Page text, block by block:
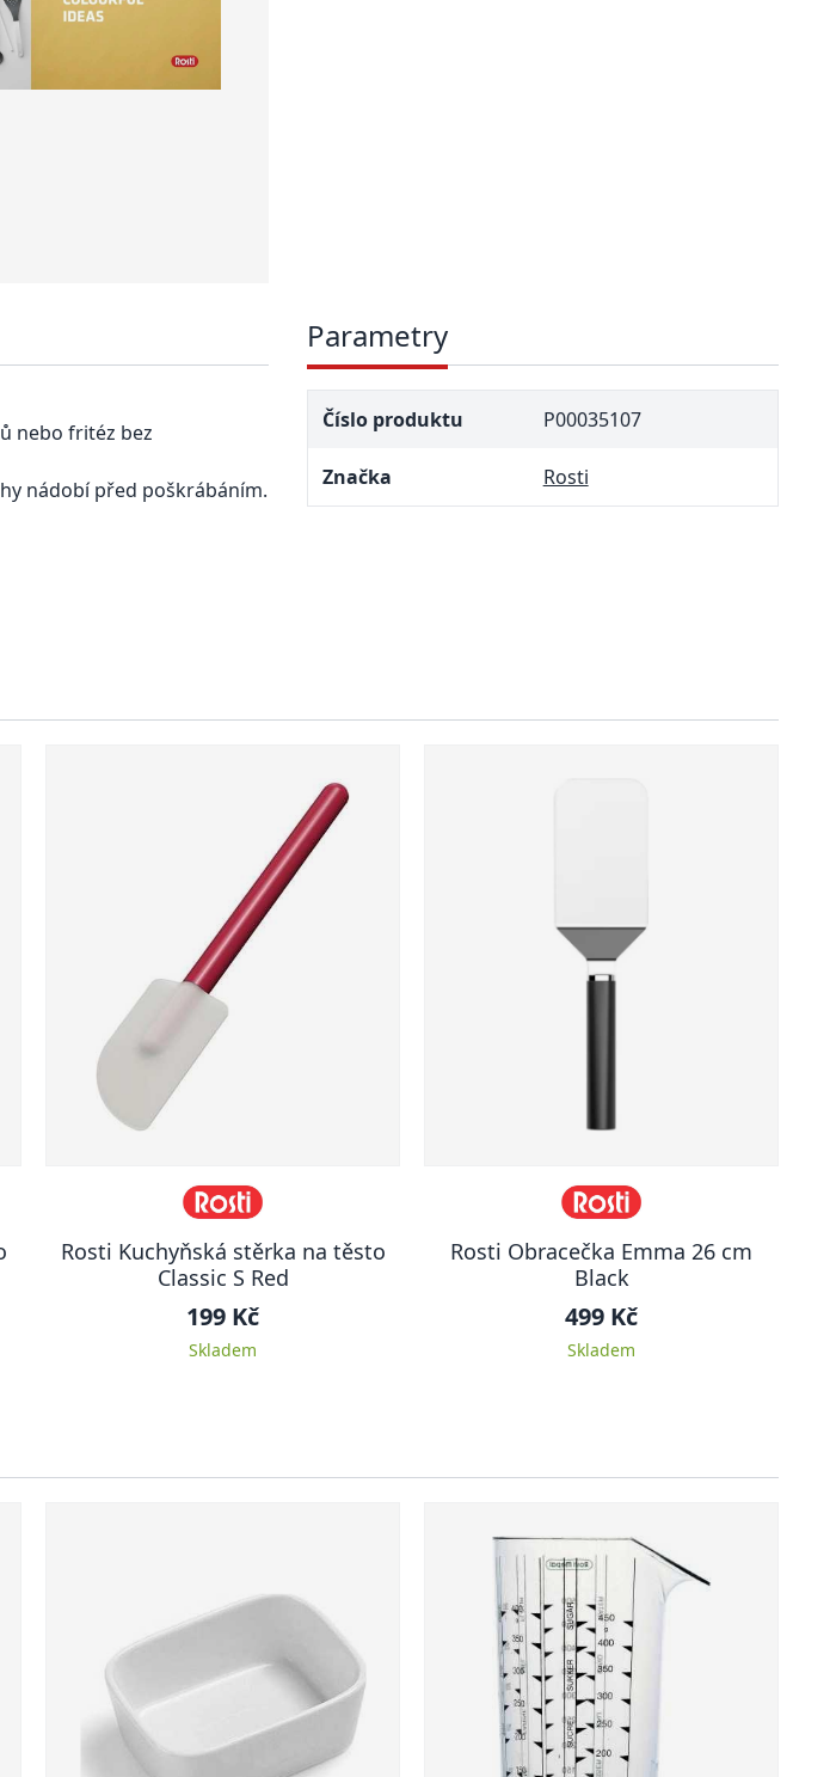
nebo fritéz bez
nádobí před poškrábáním.
Parametry
Číslo produktu P00035107
Značka Rosti
Rosti Kuchyňská stěrka na těsto
Classic S Red
199 Kč
Skladem
Rosti Obracečka Emma 26 cm
Black
499 Kč
Skladem